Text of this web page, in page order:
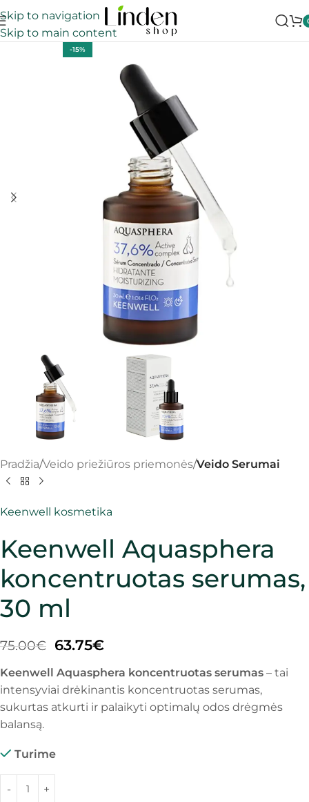
Skip to navigation
Skip to main content
-15%
Pradžia Veido priežiūros priemonės Veido Serumai
Keenwell kosmetika
Keenwell Aquasphera
koncentruotas serumas,
30 ml
75.00€ 63.75€
Keenwell Aquasphera koncentruotas serumas – tai
intensyviai drėkinantis koncentruotas serumas,
sukurtas atkurti ir palaikyti optimalų odos drėgmės
balansą.
Turime